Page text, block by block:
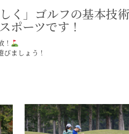
く」ゴルフの基本技
ポーツです！
ましょう！